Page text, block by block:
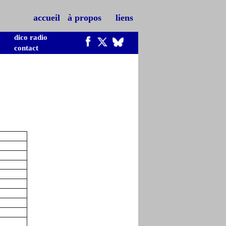
accueil à propos liens
dico radio
contact